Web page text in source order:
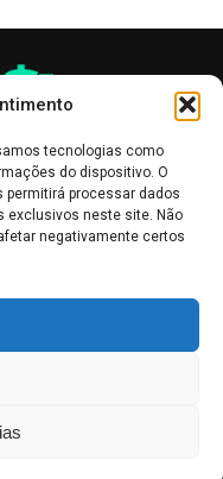
tecnologias como
do dispositivo. O
processar dados
exclusivos neste site. Não
negativamente certos
e não devem ser
investimento.Leia mais